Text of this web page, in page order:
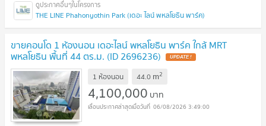
THE LINE Phahonyothin Park (เดอะ ไลน์ พหลโยธิน พาร์ค)
ขายคอนโด 1 ห้องนอน เดอะไลน์ พหลโยธิน พาร์ค ใกล้ MRT
พหลโยธิน พื้นที่ 44 ตร.ม. (ID 2696236) UPDATE !
1 ห้องนอน 44.0 m2
4,100,000 บาท
06/08/2026 3:49:00